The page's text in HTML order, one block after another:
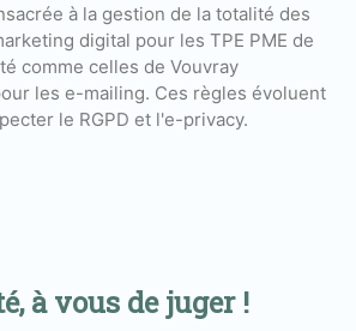
à la gestion de la totalité des
digital pour les TPE PME de
comme celles de Vouvray
les e-mailing. Ces règles évoluent
le RGPD et l'e-privacy.
à vous de juger !